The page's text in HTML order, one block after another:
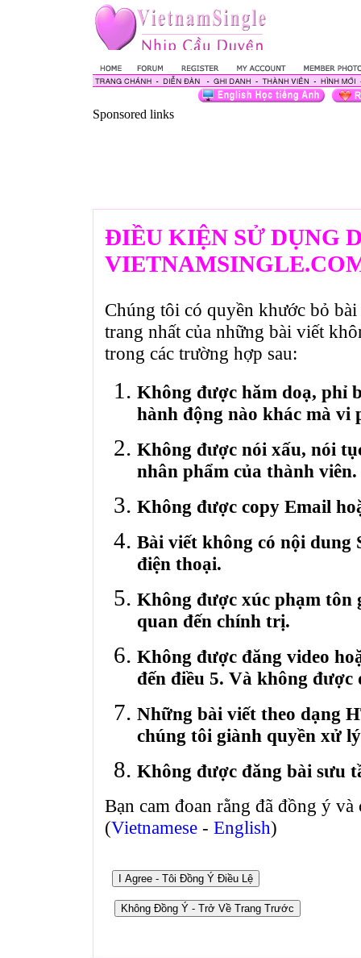
Sponsored links
ĐIỀU KIỆN SỬ DỤNG
Chúng tôi có quyền khước bỏ
trang nhất của những bài viết
trong các trường hợp sau:
Không được hăm doạ, phỉ
hành động nào khác mà vi
Không được nói xấu, nói
nhân phẩm của thành viên.
Không được copy Email
Bài viết không có nội dung
điện thoại.
Không được xúc phạm tôn
quan đến chính trị.
Không được đăng video
đến điều 5. Và không
Những bài viết theo dạng
chúng tôi giành quyền xử
Không được đăng bài sưu
Bạn cam đoan rằng đã đồng ý
(Vietnamese - English)